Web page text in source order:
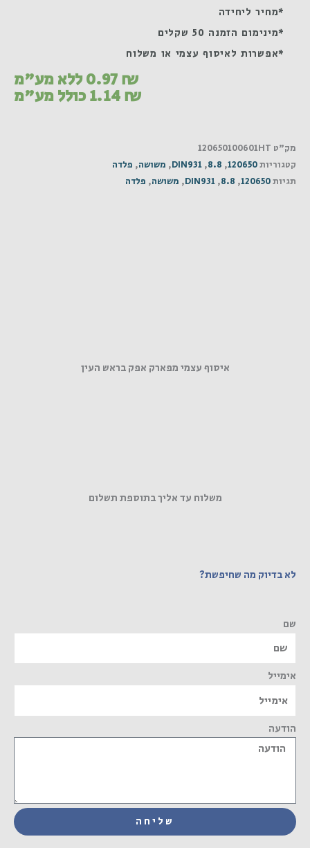
*מחיר ליחידה
*מינימום הזמנה 50 שקלים
*אפשרות לאיסוף עצמי או משלוח
0.97₪ ללא מע"מ
1.14₪ כולל מע"מ
מק"ט 120650100601HT
קטגוריות120650
,
8.8
,
DIN931
, משושה, פלדה
תגיות120650
,
8.8
,
DIN931
, משושה, פלדה
איסוף עצמי מפארק אפק בראש העין
משלוח עד אליך בתוספת תשלום
לא בדיוק מה שחיפשת?
שם
אימייל
הודעה
שליחה